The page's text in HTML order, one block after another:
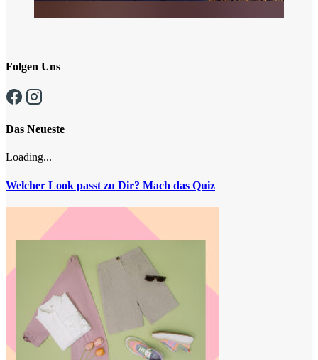
Folgen Uns
Das Neueste
Loading...
Welcher Look passt zu Dir? Mach das Quiz